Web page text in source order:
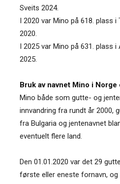
Sveits 2024.
I 2020 var Mino på 618. plass i
2020.
I 2025 var Mino på 631. plass
2025.
Bruk av navnet Mino i Norge
Mino både som gutte- og
innvandring fra rundt år 2000,
fra Bulgaria og jentenavnet
eventuelt flere land.
Den 01.01.2020 var det 29
første eller eneste fornavn, og